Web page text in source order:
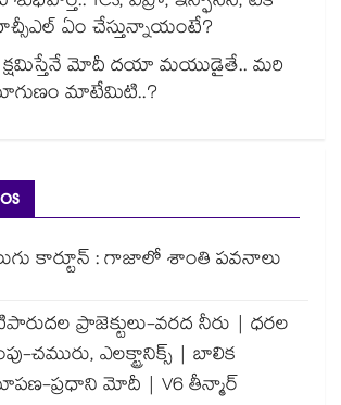
ఏం చేస్తున్నాయంటే?
క్షమిస్తేనే మోదీ దయా మయుడైతే.. మరి
మాటేమిటి..?
కార్టూన్ : గాజాలో శాంతి పవనాలు
ప్రాజెక్టులు-వరద నీరు | ధరల
చమురు, ఎలక్ట్రానిక్స్ | బాలిక
ప్రధాని మోదీ | V6 తీన్మార్